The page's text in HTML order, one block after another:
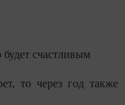
будет счастливым
то через год также